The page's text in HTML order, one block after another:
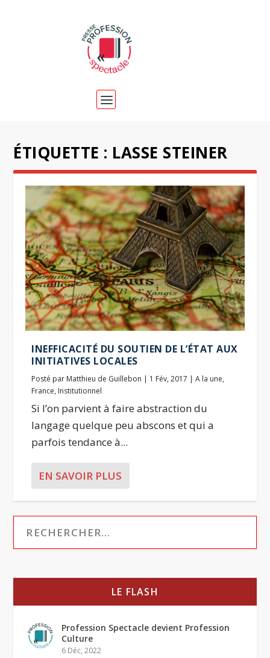
ÉTIQUETTE : LASSE STEINER
INEFFICACITÉ DU SOUTIEN DE L’ÉTAT AUX
INITIATIVES LOCALES
Posté par Matthieu de Guillebon 1 Fév, 2017 |A la une,
France, Institutionnel
Si l’on parvient à faire abstraction du
langage quelque peu abscons et qui a
parfois tendance à...
EN SAVOIR PLUS
LE FLASH
Profession Spectacle devient Profession
Culture
6 Déc, 2022